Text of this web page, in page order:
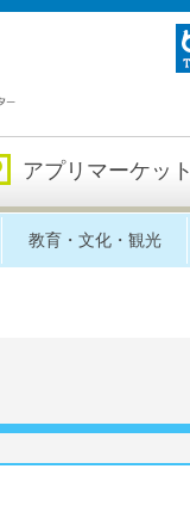
アプリマーケット
教育・文化・観光